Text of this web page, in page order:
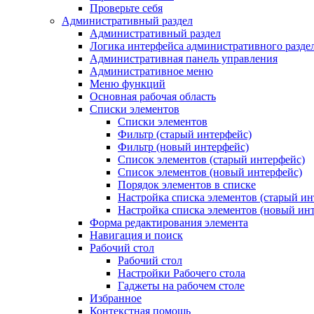
Проверьте себя
Административный раздел
Административный раздел
Логика интерфейса административного
Административная панель управления
Административное меню
Меню функций
Основная рабочая область
Списки элементов
Списки элементов
Фильтр (старый интерфейс)
Фильтр (новый интерфейс)
Список элементов (старый интерфейс)
Список элементов (новый интерфейс)
Порядок элементов в списке
Настройка списка элементов (старый
Настройка списка элементов (новый
Форма редактирования элемента
Навигация и поиск
Рабочий стол
Рабочий стол
Настройки Рабочего стола
Гаджеты на рабочем столе
Избранное
Контекстная помощь